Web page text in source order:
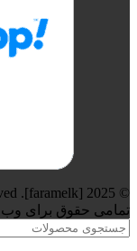
© 2025 [faramelk]. All rights reserved.
تمامی حقوق برای